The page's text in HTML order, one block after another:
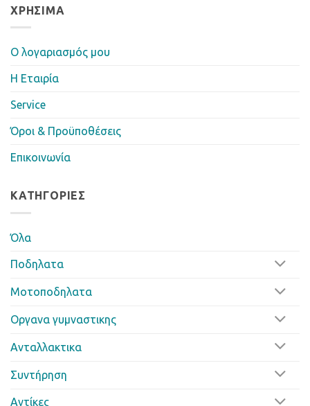
ΧΡΉΣΙΜΑ
Ο λογαριασμός μου
Η Eταιρία
Service
Όροι & Προϋποθέσεις
Επικοινωνία
ΚΑΤΗΓΟΡΊΕΣ
Όλα
Ποδηλατα
Μοτοποδηλατα
Οργανα γυμναστικης
Ανταλλακτικα
Συντήρηση
Αντίκες